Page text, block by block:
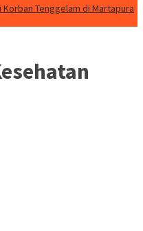
Tenggelam di Martapura